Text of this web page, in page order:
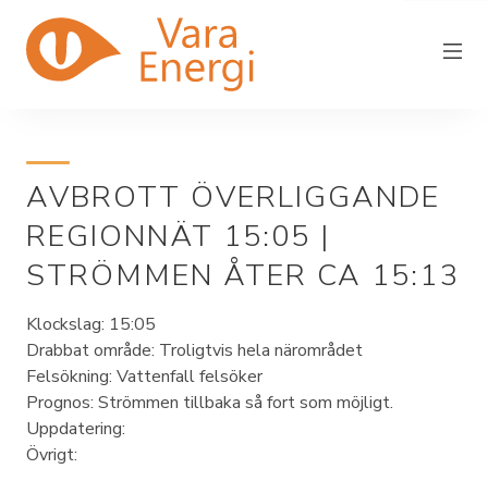
Vara Energi
Elnät
Driftstörning
Fjärrvärme
In/utflytt
Kundservice
AVBROTT ÖVERLIGGANDE
REGIONNÄT 15:05 |
STRÖMMEN ÅTER CA 15:13
Klockslag: 15:05
Drabbat område: Troligtvis hela närområdet
Felsökning: Vattenfall felsöker
Prognos: Strömmen tillbaka så fort som möjligt.
Uppdatering:
Övrigt: